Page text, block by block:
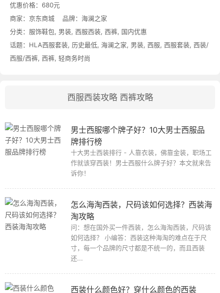
优惠价格： 680元
商家： 京东商城 品牌： 海澜之家
分类： 服饰鞋包, 男装, 西服西装, 西裤, 国内优惠
话题： HLA西服套装, 历史最低, 海澜之家, 男装, 西服, 西服套装, 西装/
西服/西裤, 西裤, 轻商务时尚
西服西装攻略 西裤攻略
男士西服哪个牌子好？10大男士西服品
牌排行榜
十大男士西装排行 - 人靠衣装，佛靠金装，职场工
作就该穿西装！男士西服什么牌子好？本文就来告
诉你！
怎么海淘西装，尺码该如何选择？西装海
淘攻略
问：想在国外买一件西装，怎么海淘西装，尺码该
如何选择？ 小编答：西装这种海淘的难点在于尺
寸，每一个品牌的尺寸都是不统一的，而且西装
还...
西装什么颜色好？穿什么颜色的西装